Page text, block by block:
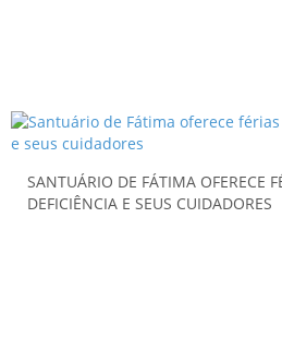
SANTUÁRIO DE FÁTIMA OFERECE
DEFICIÊNCIA E SEUS CUIDADORES